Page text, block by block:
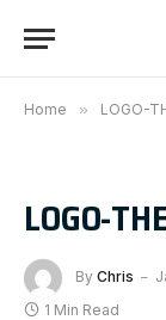
Home » LOGO-
LOGO-
By Chris
1 Min Read